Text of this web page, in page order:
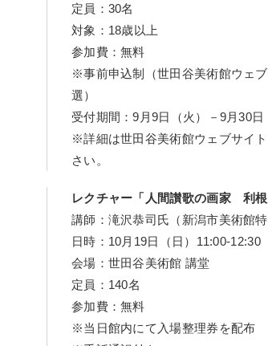
定員：30名
対象：18歳以上
参加費：無料
※事前申込制（世田谷美術館ウェ
選）
受付期間：9月9日（火）－9月30日
※詳細は世田谷美術館ウェブサイ
さい。
レクチャー「人間讃歌の画家 利
講師：滝沢恭司氏（新潟市美術館特
日時：10月19日（日）11:00-12:30
会場：世田谷美術館 講堂
定員：140名
参加費：無料
※当日館内にて入場整理券を配布